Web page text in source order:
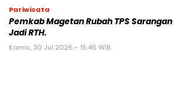
Pariwisata
Pemkab Magetan Rubah TPS Sarangan
Jadi RTH.
Kamis, 30 Jul 2026 - 15:46 WIB